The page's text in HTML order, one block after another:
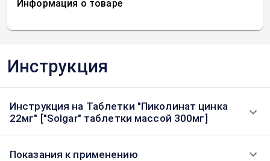
Информация о товаре
Инструкция
Инструкция на Таблетки "Пиколинат цинка
22мг" ["Solgar" таблетки массой 300мг]
Показания к применению